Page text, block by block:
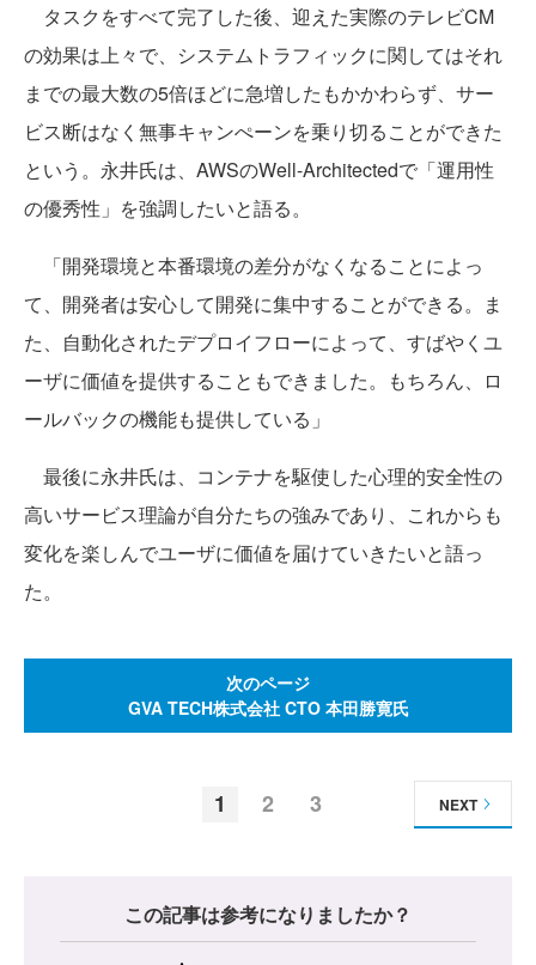
タスクをすべて完了した後、迎えた実際のテレビCM
の効果は上々で、システムトラフィックに関してはそれ
までの最大数の5倍ほどに急増したもかかわらず、サー
ビス断はなく無事キャンぺーンを乗り切ることができた
という。永井氏は、AWSのWell-Architectedで「運用性
の優秀性」を強調したいと語る。
「開発環境と本番環境の差分がなくなることによっ
て、開発者は安心して開発に集中することができる。ま
た、自動化されたデプロイフローによって、すばやくユ
ーザに価値を提供することもできました。もちろん、ロ
ールバックの機能も提供している」
最後に永井氏は、コンテナを駆使した心理的安全性の
高いサービス理論が自分たちの強みであり、これからも
変化を楽しんでユーザに価値を届けていきたいと語っ
た。
次のページ
GVA TECH株式会社 CTO 本田勝寛氏
1 2 3 NEXT
この記事は参考になりましたか？